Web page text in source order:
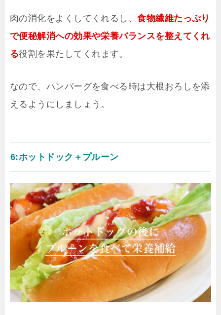
肉の消化をよくしてくれるし、食物繊維たっぷり
で便秘解消への効果や栄養バランスを整えてくれ
る役割を果たしてくれます。
なので、ハンバーグを食べる時は大根おろしを添
えるようにしましょう。
6:ホットドック＋プルーン